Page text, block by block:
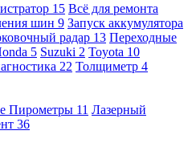
15 Всё для ремонта
шин 9 Запуск аккумулятора
радар 13 Переходные
5 Suzuki 2 Toyota 10
22 Толщиметр 4
Пирометры 11 Лазерный
36